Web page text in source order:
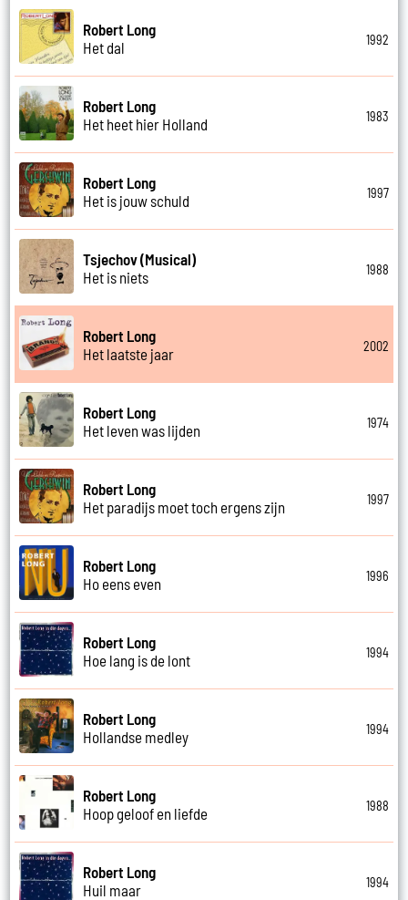
Robert Long
Het dal
1992
Robert Long
Het heet hier Holland
1983
Robert Long
Het is jouw schuld
1997
Tsjechov (Musical)
Het is niets
1988
Robert Long
Het laatste jaar
2002
Robert Long
Het leven was lijden
1974
Robert Long
Het paradijs moet toch ergens zijn
1997
Robert Long
Ho eens even
1996
Robert Long
Hoe lang is de lont
1994
Robert Long
Hollandse medley
1994
Robert Long
Hoop geloof en liefde
1988
Robert Long
Huil maar
1994